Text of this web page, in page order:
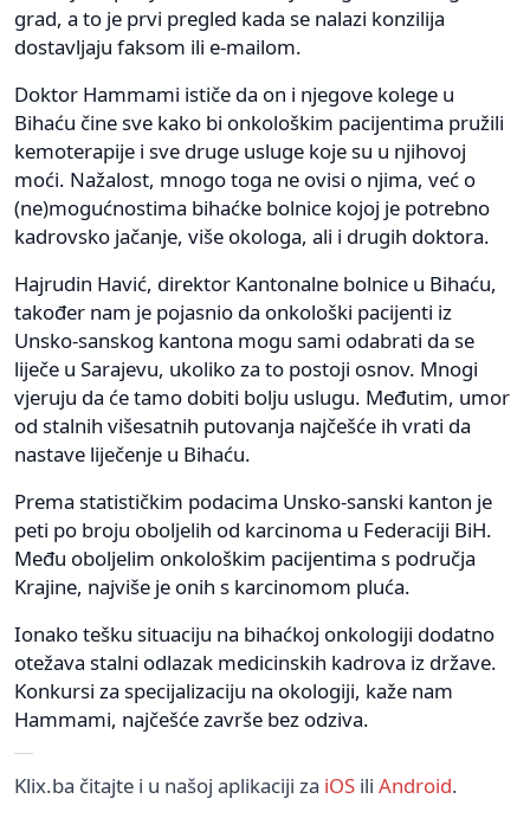
grad, a to je prvi pregled kada se nalazi konzilija
dostavljaju faksom ili e-mailom.
Doktor Hammami ističe da on i njegove kolege u
Bihaću čine sve kako bi onkološkim pacijentima pružili
kemoterapije i sve druge usluge koje su u njihovoj
moći. Nažalost, mnogo toga ne ovisi o njima, već o
(ne)mogućnostima bihaćke bolnice kojoj je potrebno
kadrovsko jačanje, više okologa, ali i drugih doktora.
Hajrudin Havić, direktor Kantonalne bolnice u Bihaću,
također nam je pojasnio da onkološki pacijenti iz
Unsko-sanskog kantona mogu sami odabrati da se
liječe u Sarajevu, ukoliko za to postoji osnov. Mnogi
vjeruju da će tamo dobiti bolju uslugu. Međutim, umor
od stalnih višesatnih putovanja najčešće ih vrati da
nastave liječenje u Bihaću.
Prema statističkim podacima Unsko-sanski kanton je
peti po broju oboljelih od karcinoma u Federaciji BiH.
Među oboljelim onkološkim pacijentima s područja
Krajine, najviše je onih s karcinomom pluća.
Ionako tešku situaciju na bihaćkoj onkologiji dodatno
otežava stalni odlazak medicinskih kadrova iz države.
Konkursi za specijalizaciju na okologiji, kaže nam
Hammami, najčešće završe bez odziva.
Klix.ba čitajte i u našoj aplikaciji za iOS ili Android.